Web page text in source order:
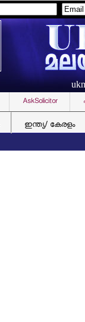
AskSolicitor
ഇന്ത്യ/ കേരളം